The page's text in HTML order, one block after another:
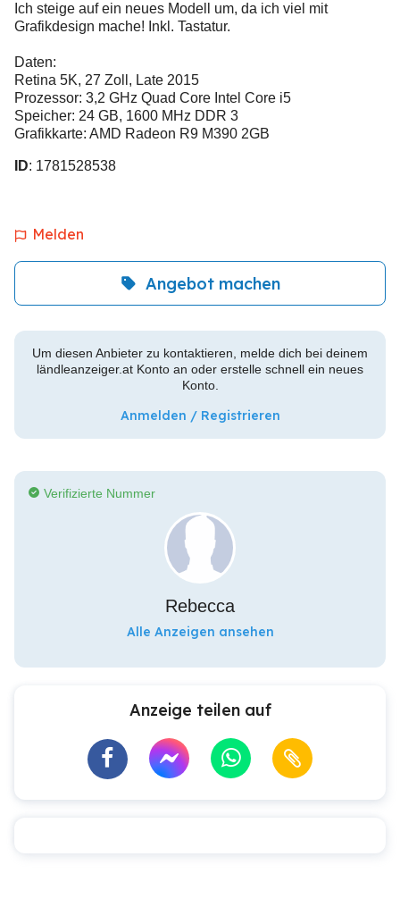
Ich steige auf ein neues Modell um, da ich viel mit
Grafikdesign mache! Inkl. Tastatur.
Daten:
Retina 5K, 27 Zoll, Late 2015
Prozessor: 3,2 GHz Quad Core Intel Core i5
Speicher: 24 GB, 1600 MHz DDR 3
Grafikkarte: AMD Radeon R9 M390 2GB
ID: 1781528538
Melden
Angebot machen
Um diesen Anbieter zu kontaktieren, melde dich bei deinem
ländleanzeiger.at Konto an oder erstelle schnell ein neues
Konto.
Anmelden / Registrieren
Verifizierte Nummer
Rebecca
Alle Anzeigen ansehen
Anzeige teilen auf